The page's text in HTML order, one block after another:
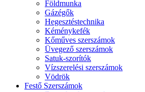
Földmunka
Gázégők
Hegesztéstechnika
Kéménykefék
Kőműves szerszámok
Üvegező szerszámok
Satuk-szorítók
Vízszerelési szerszámok
Vödrök
Festő Szerszámok